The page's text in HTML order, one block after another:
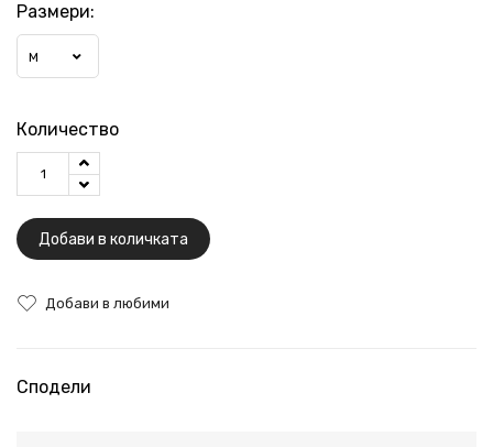
Размери:
M
Количество
Добави в количката
Добави в любими
Сподели